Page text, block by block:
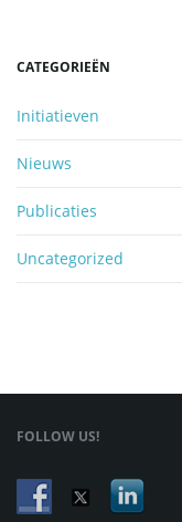
CATEGORIEËN
Initiatieven
Nieuws
Publicaties
Uncategorized
FOLLOW US!